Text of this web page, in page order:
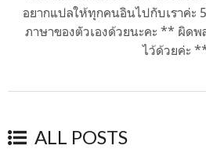
อยากแปลให้ทุกคนอินไปกับเราค่ะ
ภาษาของตัวเองด้วยนะคะ ** ผิด
ไว้ด้วยค่ะ
ALL POSTS